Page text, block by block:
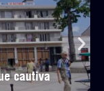
cautiva